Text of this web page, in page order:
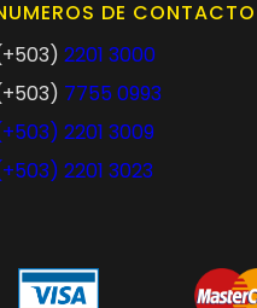
DE CONTACTO
2201 3000
7755 0993
2201 3009
2201 3023